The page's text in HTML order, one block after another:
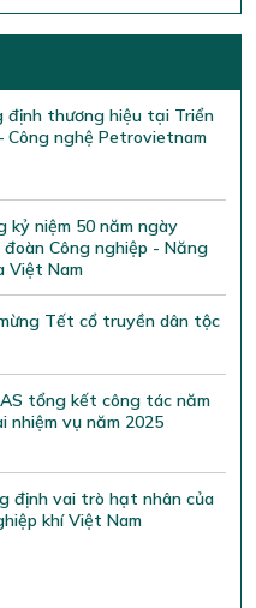
định thương hiệu tại Triển
Công nghệ Petrovietnam
kỷ niệm 50 năm ngày
Công nghiệp - Năng
Việt Nam
Tết cổ truyền dân tộc
tổng kết công tác năm
nhiệm vụ năm 2025
định vai trò hạt nhân của
khí Việt Nam